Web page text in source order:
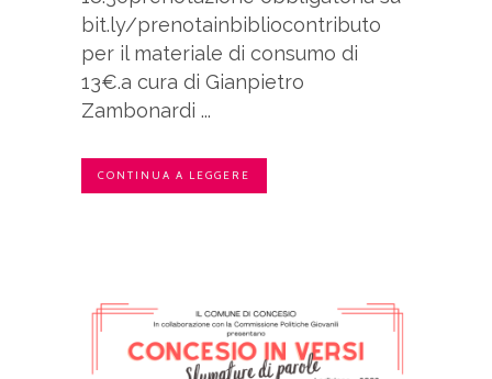
bit.ly/prenotainbibliocontributo
per il materiale di consumo di
13€.a cura di Gianpietro
Zambonardi ...
CONTINUA A LEGGERE